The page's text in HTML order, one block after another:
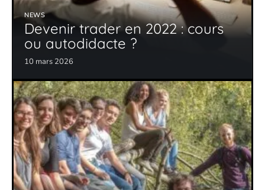
NEWS
Devenir trader en 2022 : cours
ou autodidacte ?
10 mars 2026